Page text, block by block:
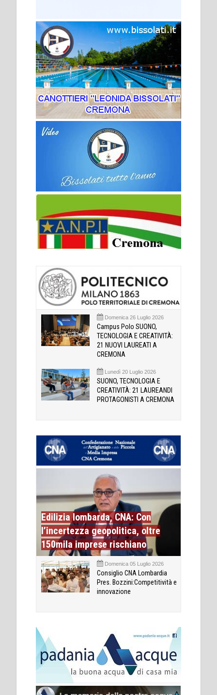
Domenica 26 Luglio 2026
Campus Polo SUONO,
TECNOLOGIA E CREATIVITÀ:
21 NUOVI LAUREATI A
CREMONA
Lunedì 20 Luglio 2026
SUONO, TECNOLOGIA E
CREATIVITÀ: 21 LAUREANDI
PROTAGONISTI A CREMONA
Edilizia lombarda, CNA: Con
l’incertezza geopolitica, oltre
150mila imprese rischiano
Domenica 05 Luglio 2026
Consiglio CNA Lombardia
Pres. Bozzini:Competitività e
innovazione